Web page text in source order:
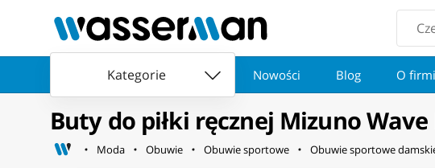
Kategorie Nowości Blog O
Buty do piłki ręcznej Mizuno
Moda Obuwie Obuwie sportowe Obuwie sportowe